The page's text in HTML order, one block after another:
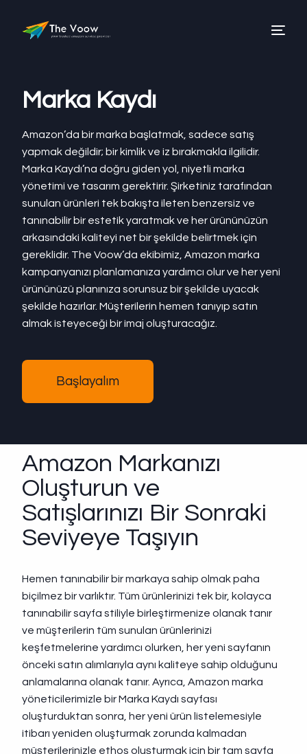
Marka Kaydı
Amazon’da bir marka başlatmak, sadece satış
yapmak değildir; bir kimlik ve iz bırakmakla ilgilidir.
Marka Kaydı’na doğru giden yol, niyetli marka
yönetimi ve tasarım gerektirir. Şirketiniz tarafından
sunulan ürünleri tek bakışta ileten benzersiz ve
tanınabilir bir estetik yaratmak ve her ürününüzün
arkasındaki kaliteyi net bir şekilde belirtmek için
gereklidir. The Voow’da ekibimiz, Amazon marka
kampanyanızı planlamanıza yardımcı olur ve her yeni
ürününüzü planınıza sorunsuz bir şekilde uyacak
şekilde hazırlar. Müşterilerin hemen tanıyıp satın
almak isteyeceği bir imaj oluşturacağız.
Başlayalım
Amazon Markanızı
Oluşturun ve
Satışlarınızı Bir Sonraki
Seviyeye Taşıyın
Hemen tanınabilir bir markaya sahip olmak paha
biçilmez bir varlıktır. Tüm ürünlerinizi tek bir, kolayca
tanınabilir sayfa stiliyle birleştirmenize olanak tanır
ve müşterilerin tüm sunulan ürünlerinizi
keşfetmelerine yardımcı olurken, her yeni sayfanın
önceki satın alımlarıyla aynı kaliteye sahip olduğunu
anlamalarına olanak tanır. Ayrıca, Amazon marka
yöneticilerimizle bir Marka Kaydı sayfası
oluşturduktan sonra, her yeni ürün listelemesiyle
itibarı yeniden oluşturmak zorunda kalmadan
müşterilerinizle ethos oluşturmak için bir tam sayfa